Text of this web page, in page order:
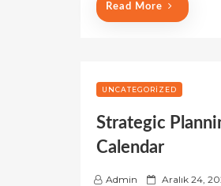
n
Read More
UNCATEGORIZED
Strategic
Calendar
Admin
P Aralık 24,